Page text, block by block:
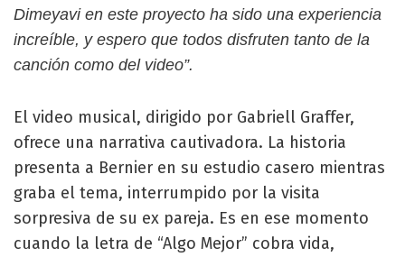
Dimeyavi en este proyecto ha sido una experiencia
increíble, y espero que todos disfruten tanto de la
canción como del video”.
El video musical, dirigido por Gabriell Graffer,
ofrece una narrativa cautivadora. La historia
presenta a Bernier en su estudio casero mientras
graba el tema, interrumpido por la visita
sorpresiva de su ex pareja. Es en ese momento
cuando la letra de “Algo Mejor” cobra vida,